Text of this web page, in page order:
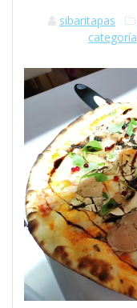
sibaritapas
categoría